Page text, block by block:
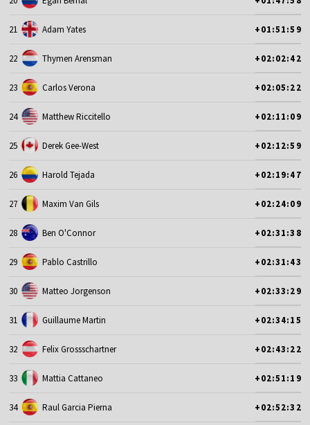
21 Adam Yates +01:51:59
22 Thymen Arensman +02:02:42
23 Carlos Verona +02:05:22
24 Matthew Riccitello +02:11:09
25 Derek Gee-West +02:12:59
26 Harold Tejada +02:19:47
27 Maxim Van Gils +02:24:09
28 Ben O'Connor +02:31:38
29 Pablo Castrillo +02:31:43
30 Matteo Jorgenson +02:33:29
31 Guillaume Martin +02:34:15
32 Felix Grossschartner +02:43:22
33 Mattia Cattaneo +02:51:19
34 Raul Garcia Pierna +02:52:32